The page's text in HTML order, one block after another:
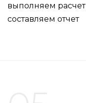
выполняем
составляем отчет